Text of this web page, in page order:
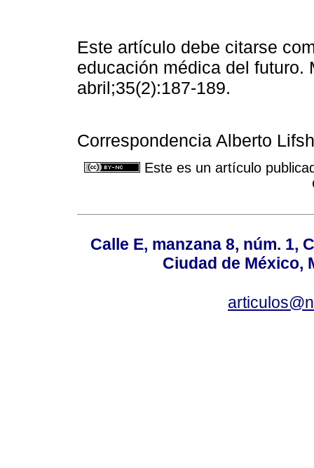
Este artículo debe citarse
educación médica del futuro.
abril;35(2):187-189.
Correspondencia Alberto
Este es un artículo
Calle E, manzana 8, núm. 1,
Ciudad de México,